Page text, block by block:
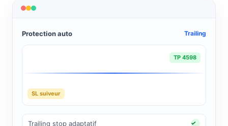
Protection auto Trailing
TP 4598
SL suiveur
Trailing stop adaptatif